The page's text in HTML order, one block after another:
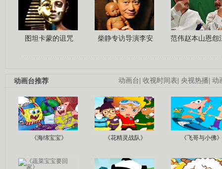
图坦卡蒙的诅咒 柴静专访导演李安 范伟赵本山恩怨
动画台 收视时间表 央视热播 动
动画台推荐
《海绵宝宝》 《花精灵战队》 《飞哥与小佛》